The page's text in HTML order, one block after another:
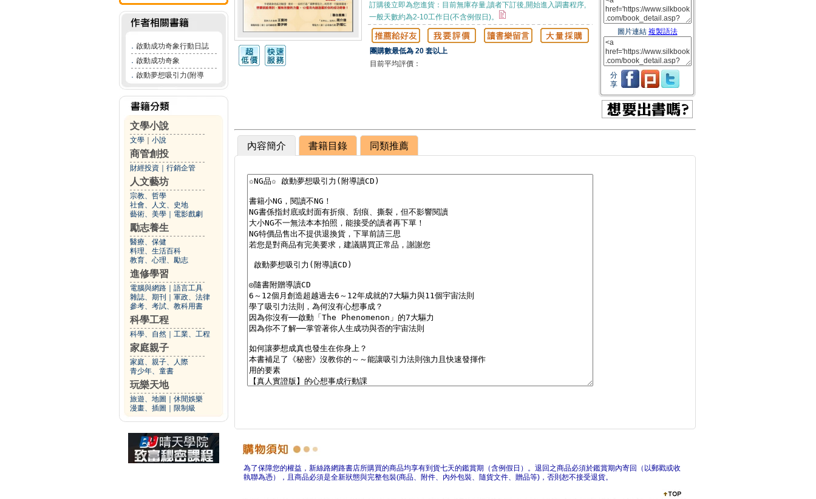
． 啟動成功奇象行動日誌
． 啟動成功奇象
． 啟動夢想吸引力(附導
文學小說
文學 小說
商管創投
財經投資 行銷企管
人文藝坊
宗教、哲學
社會、人文、史地
藝術、美學
電影戲劇
勵志養生
醫療、保健
料理、生活百科
教育、心理、勵志
進修學習
電腦與網路
語言工具
雜誌、期刊
軍政、法律
參考、考試、教科用書
科學工程
科學、自然 工業、工程
家庭親子
家庭、親子、人際
青少年、童書
玩樂天地
旅遊、地圖
休閒娛樂
漫畫、插圖
限制級
訂購後立即為您進貨：目前無庫存量,讀者下訂後,開始進入調書程序,
一般天數約為2-10工作日(不含例假日)。
團購數最低為 20 套以上
目前平均評價：
圖片連結 複製語法
分
享
內容簡介 書籍目錄 同類推薦
為了保障您的權益，新絲路網路書店所購買的商品均享有到貨七天的鑑賞期（含例假日）。退回之商品必須於鑑賞期內寄回（以郵戳或收
執聯為憑），且商品必須是全新狀態與完整包裝(商品、附件、內外包裝、隨貨文件、贈品等)，否則恕不接受退貨。